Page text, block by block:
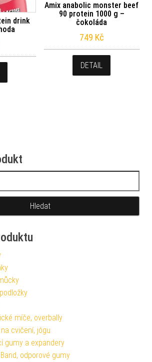
drink
Amix anabolic monster beef
90 protein 1000 g –
čokoláda
749 Kč
DETAIL
míče, overbally
cvičení, jógu
gumy a expandery
odporové gumy